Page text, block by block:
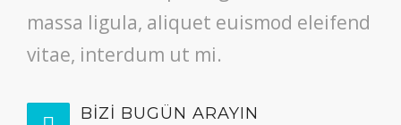
massa ligula, aliquet euismod eleifend
vitae, interdum ut mi.
BİZİ BUGÜN ARAYIN